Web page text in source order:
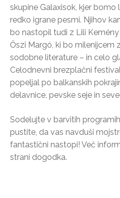
skupine Galaxisok, kjer bomo
redko igrane pesmi. Njihov
bo nastopil tudi z Lili
Őszi Margó, ki bo milenijcem
sodobne literature – in celo
Celodnevni brezplačni
popeljal po balkanskih
delavnice, pevske seje in
Sodelujte v barvitih
pustite, da vas navduši
fantastični nastopi! Več
strani dogodka.